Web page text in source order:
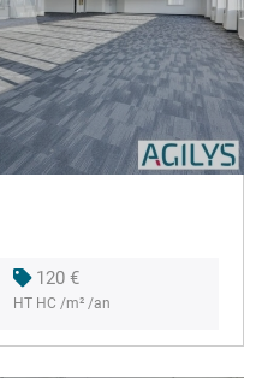
120 €
HT HC /m² /an